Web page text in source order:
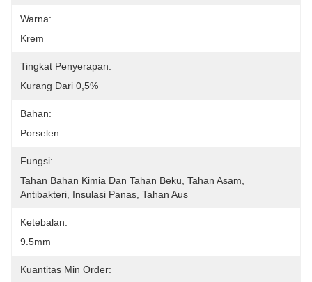
Warna:
Krem
Tingkat Penyerapan:
Kurang Dari 0,5%
Bahan:
Porselen
Fungsi:
Tahan Bahan Kimia Dan Tahan Beku, Tahan Asam,
Antibakteri, Insulasi Panas, Tahan Aus
Ketebalan:
9.5mm
Kuantitas Min Order: